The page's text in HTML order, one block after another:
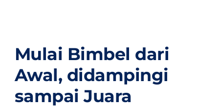
Mulai Bimbel dari
Awal, didampingi
sampai Juara